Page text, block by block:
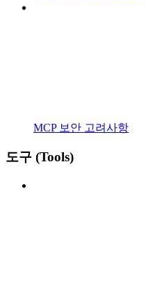
MCP 보안 고려사항
도구 (Tools)